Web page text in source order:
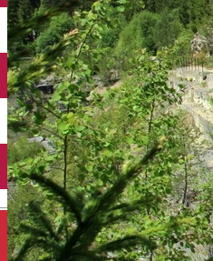
English
Închirieri auto
Închirieri de biciclete